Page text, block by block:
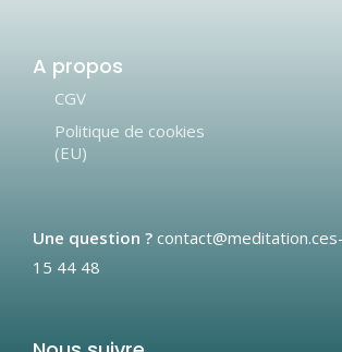
A propos
CGV
Politique de cookies
(EU)
Une question ?
15 44 48